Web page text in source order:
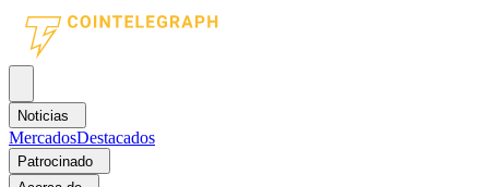
Noticias
MercadosDestacados
Patrocinado